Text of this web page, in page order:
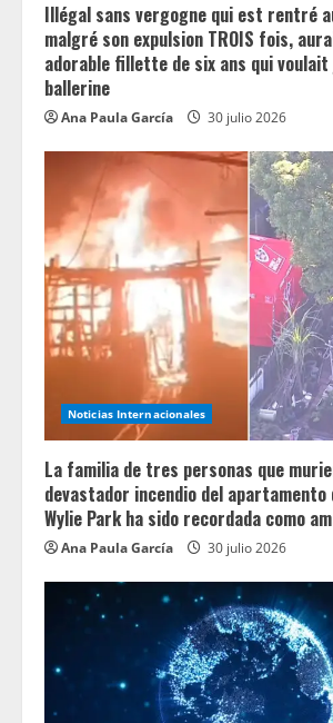
Illégal sans vergogne qui est rentré
malgré son expulsion TROIS fois,
adorable fillette de six ans qui
ballerine
Ana Paula García 30 julio 2026
Noticias Internacionales
La familia de tres personas que
devastador incendio del apartamento
Wylie Park ha sido recordada como
Ana Paula García 30 julio 2026